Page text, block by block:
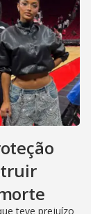
teve prejuízo